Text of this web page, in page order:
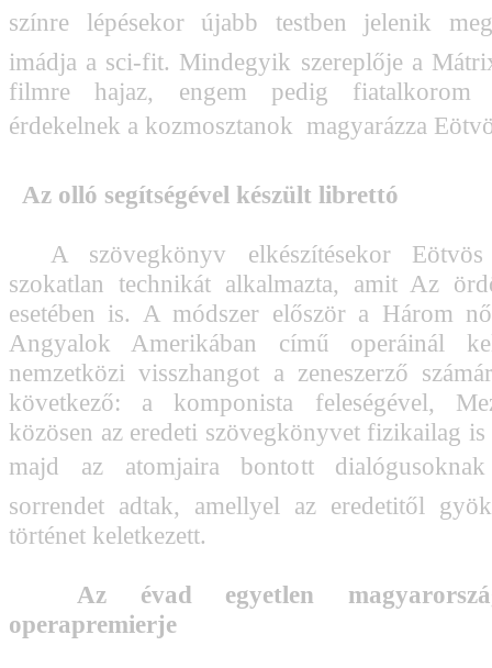
színre lépésekor újabb testben jelenik
imádja a sci-fit. Mindegyik szereplője a
filmre hajaz, engem pedig fiatalkorom
érdekelnek a kozmosztanok  magyarázza
Az olló segítségével készült librettó
A szövegkönyv elkészítésekor
szokatlan technikát alkalmazta, amit Az
esetében is. A módszer először a Három
Angyalok Amerikában című operáinál
nemzetközi visszhangot a zeneszerző
következő: a komponista feleségével,
közösen az eredeti szövegkönyvet fizikailag is
majd az atomjaira bontott
sorrendet adtak, amellyel az eredetitől
történet keletkezett.
Az évad egyetlen
operapremierje